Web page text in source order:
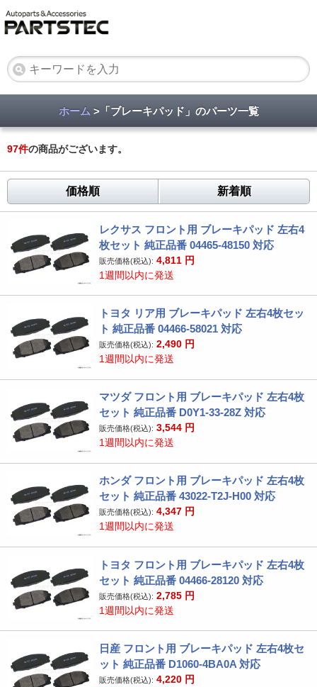
ホーム >「ブレーキパッド」のパーツ一覧
97件の商品がございます。
価格順 新着順
レクサス フロント用 ブレーキパッド 左右4
枚セット 純正品番 04465-48150 対応
販売価格(税込): 4,811 円
1週間以内に発送
トヨタ リア用 ブレーキパッド 左右4枚セッ
ト 純正品番 04466-58021 対応
販売価格(税込): 2,490 円
1週間以内に発送
マツダ フロント用 ブレーキパッド 左右4枚
セット 純正品番 D0Y1-33-28Z 対応
販売価格(税込): 3,544 円
1週間以内に発送
ホンダ フロント用 ブレーキパッド 左右4枚
セット 純正品番 43022-T2J-H00 対応
販売価格(税込): 4,347 円
1週間以内に発送
トヨタ フロント用 ブレーキパッド 左右4枚
セット 純正品番 04466-28120 対応
販売価格(税込): 2,785 円
1週間以内に発送
日産 フロント用 ブレーキパッド 左右4枚セ
ット 純正品番 D1060-4BA0A 対応
販売価格(税込): 4,220 円